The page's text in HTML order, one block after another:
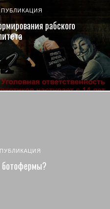
рабского
ботофермы?